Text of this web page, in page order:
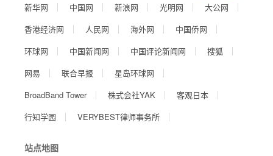
新华网 中国网 新浪网 光明网
大公网
香港经济网
人民网 海外网
中国侨网
环球网
中国新闻网 中国评论新闻网
搜狐
网易
联合早报
星岛环球网
BroadBand Tower
株式会社YAK
客观日本
行知学园
VERYBEST律师事务所
站点地图